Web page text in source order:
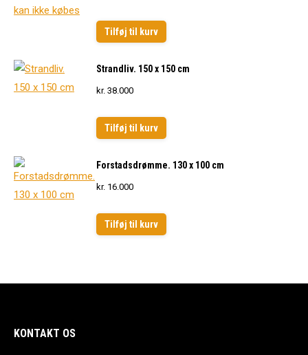
Tilføj til kurv
Strandliv. 150 x 150 cm
kr. 38.000
Tilføj til kurv
Forstadsdrømme. 130 x 100 cm
kr. 16.000
Tilføj til kurv
KONTAKT OS